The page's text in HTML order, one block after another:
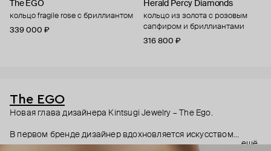
The EGO
кольцо fragile rose с бриллиантом
339 000 ₽
Herald Percy Diamonds
кольцо из золота с розовым
сапфиром и бриллиантами
316 800 ₽
The EGO
Новая глава дизайнера Kintsugi Jewelry – The Ego.
В первом бренде дизайнер вдохновляется искусством
кинцуги – японской техникой реставрации поврежденныхещё